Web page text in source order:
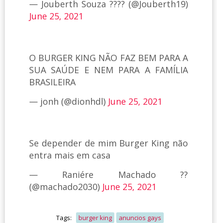
— Jouberth Souza ???? (@Jouberth19)
June 25, 2021
O BURGER KING NÃO FAZ BEM PARA A
SUA SAÚDE E NEM PARA A FAMÍLIA
BRASILEIRA
— jonh (@dionhdl) June 25, 2021
Se depender de mim Burger King não
entra mais em casa
— Raniére Machado ??
(@machado2030) June 25, 2021
Tags: burger king anuncios gays